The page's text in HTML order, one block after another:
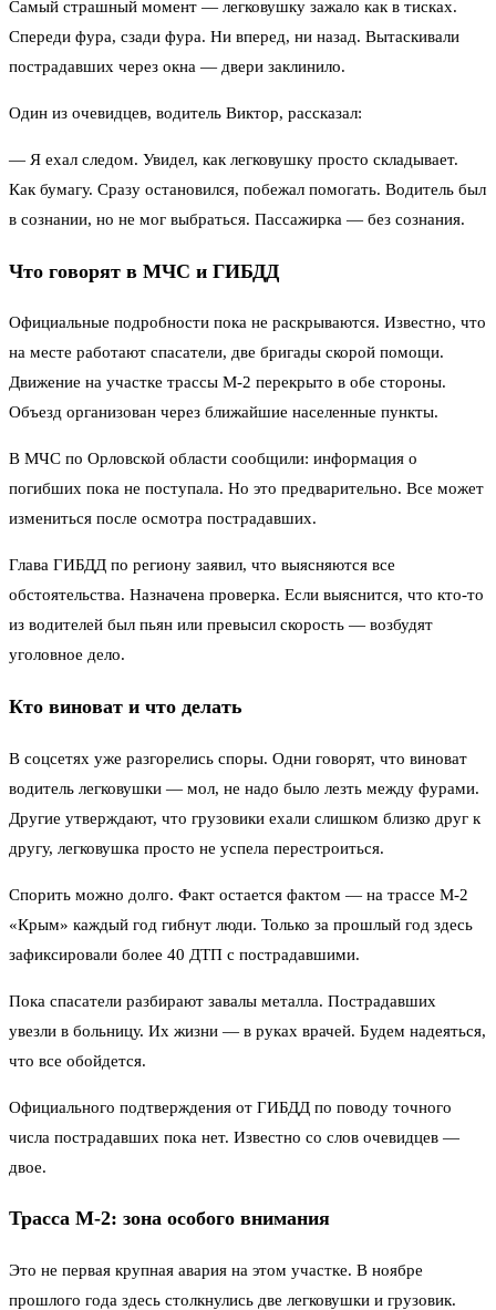
Самый страшный момент — легковушку зажало как в тисках.
Спереди фура, сзади фура. Ни вперед, ни назад. Вытаскивали
пострадавших через окна — двери заклинило.
Один из очевидцев, водитель Виктор, рассказал:
— Я ехал следом. Увидел, как легковушку просто складывает.
Как бумагу. Сразу остановился, побежал помогать. Водитель был
в сознании, но не мог выбраться. Пассажирка — без сознания.
Что говорят в МЧС и ГИБДД
Официальные подробности пока не раскрываются. Известно, что
на месте работают спасатели, две бригады скорой помощи.
Движение на участке трассы М-2 перекрыто в обе стороны.
Объезд организован через ближайшие населенные пункты.
В МЧС по Орловской области сообщили: информация о
погибших пока не поступала. Но это предварительно. Все может
измениться после осмотра пострадавших.
Глава ГИБДД по региону заявил, что выясняются все
обстоятельства. Назначена проверка. Если выяснится, что кто-то
из водителей был пьян или превысил скорость — возбудят
уголовное дело.
Кто виноват и что делать
В соцсетях уже разгорелись споры. Одни говорят, что виноват
водитель легковушки — мол, не надо было лезть между фурами.
Другие утверждают, что грузовики ехали слишком близко друг к
другу, легковушка просто не успела перестроиться.
Спорить можно долго. Факт остается фактом — на трассе М-2
«Крым» каждый год гибнут люди. Только за прошлый год здесь
зафиксировали более 40 ДТП с пострадавшими.
Пока спасатели разбирают завалы металла. Пострадавших
увезли в больницу. Их жизни — в руках врачей. Будем надеяться,
что все обойдется.
Официального подтверждения от ГИБДД по поводу точного
числа пострадавших пока нет. Известно со слов очевидцев —
двое.
Трасса М-2: зона особого внимания
Это не первая крупная авария на этом участке. В ноябре
прошлого года здесь столкнулись две легковушки и грузовик.